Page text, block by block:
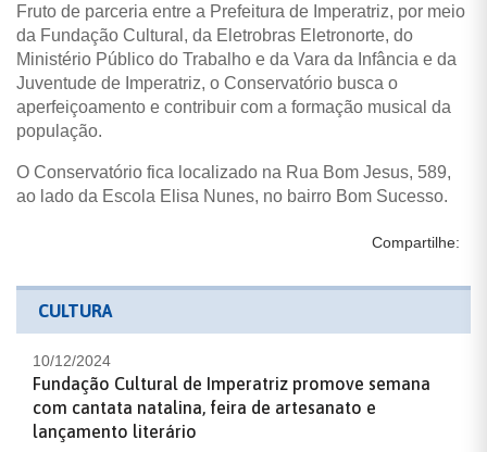
Fruto de parceria entre a Prefeitura de Imperatriz, por meio
da Fundação Cultural, da Eletrobras Eletronorte, do
Ministério Público do Trabalho e da Vara da Infância e da
Juventude de Imperatriz, o Conservatório busca o
aperfeiçoamento e contribuir com a formação musical da
população.
O Conservatório fica localizado na Rua Bom Jesus, 589,
ao lado da Escola Elisa Nunes, no bairro Bom Sucesso.
Compartilhe:
CULTURA
10/12/2024
Fundação Cultural de Imperatriz promove semana
com cantata natalina, feira de artesanato e
lançamento literário